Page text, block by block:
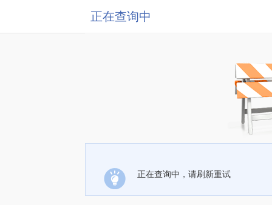
正在查询中
正在查询中，请刷新重试